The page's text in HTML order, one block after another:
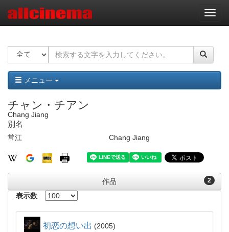
ナ
ビ
ー
ョ
ン
メニュー
チャン・チアン
Chang Jiang
別名
常江 Chang Jiang
2
作品
表示数
初恋の想い出 2005